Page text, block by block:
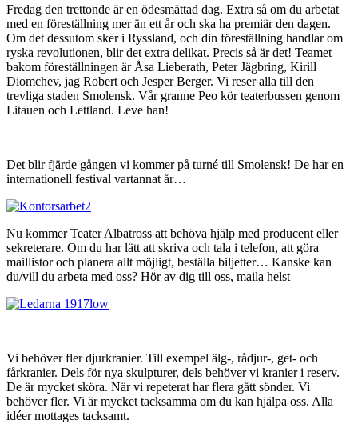
Fredag den trettonde är en ödesmättad dag. Extra så om du arbetat
med en föreställning mer än ett år och ska ha premiär den dagen.
Om det dessutom sker i Ryssland, och din föreställning handlar om
ryska revolutionen, blir det extra delikat. Precis så är det! Teamet
bakom föreställningen är Åsa Lieberath, Peter Jägbring, Kirill
Diomchev, jag Robert och Jesper Berger. Vi reser alla till den
trevliga staden Smolensk. Vår granne Peo kör teaterbussen genom
Litauen och Lettland. Leve han!
Det blir fjärde gången vi kommer på turné till Smolensk! De har en
internationell festival vartannat år…
Nu kommer Teater Albatross att behöva hjälp med producent eller
sekreterare. Om du har lätt att skriva och tala i telefon, att göra
maillistor och planera allt möjligt, beställa biljetter… Kanske kan
du/vill du arbeta med oss? Hör av dig till oss, maila helst
Vi behöver fler djurkranier. Till exempel älg-, rådjur-, get- och
fårkranier. Dels för nya skulpturer, dels behöver vi kranier i reserv.
De är mycket sköra. När vi repeterat har flera gått sönder. Vi
behöver fler. Vi är mycket tacksamma om du kan hjälpa oss. Alla
idéer mottages tacksamt.